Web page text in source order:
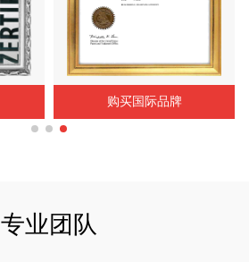
购买国际品牌
专业团队